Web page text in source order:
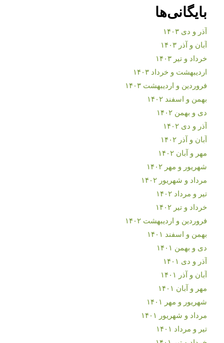
بایگانی‌ها
آذر و دی ۱۴۰۳
آبان و آذر ۱۴۰۳
خرداد و تیر ۱۴۰۳
اردیبهشت و خرداد ۱۴۰۳
فروردین و اردیبهشت ۱۴۰۳
بهمن و اسفند ۱۴۰۲
دی و بهمن ۱۴۰۲
آذر و دی ۱۴۰۲
آبان و آذر ۱۴۰۲
مهر و آبان ۱۴۰۲
شهریور و مهر ۱۴۰۲
مرداد و شهریور ۱۴۰۲
تیر و مرداد ۱۴۰۲
خرداد و تیر ۱۴۰۲
فروردین و اردیبهشت ۱۴۰۲
بهمن و اسفند ۱۴۰۱
دی و بهمن ۱۴۰۱
آذر و دی ۱۴۰۱
آبان و آذر ۱۴۰۱
مهر و آبان ۱۴۰۱
شهریور و مهر ۱۴۰۱
مرداد و شهریور ۱۴۰۱
تیر و مرداد ۱۴۰۱